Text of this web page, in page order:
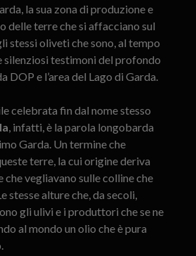
la sua zona di produzione e
delle terre che si affacciano sul
stessi oliveti che sono, al tempo
silenziosi testimoni del profondo
DOP e l’area del Lago di Garda.
celebrata fin dal nome stesso
, infatti, è la parola longobarda
Garda. Un termine che
terre, la cui origine deriva
vegliavano sulle colline che
stesse alture che, da secoli,
gli ulivi e i produttori che se ne
al mondo un olio che è pura